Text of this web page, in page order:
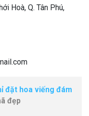
Hoà, Q. Tân Phú,
đặt hoa viếng đám
đẹp